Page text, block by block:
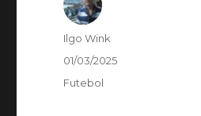
Autor
Ilgo Wink
Publicado
01/03/2025
Categorias
Futebol